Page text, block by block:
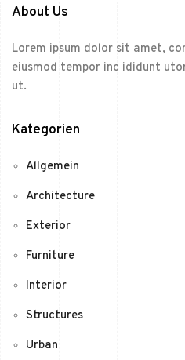
About Us
Lorem ipsum dolor sit amet,
eiusmod tempor inc ididunt
ut.
Kategorien
Allgemein
Architecture
Exterior
Furniture
Interior
Structures
Urban